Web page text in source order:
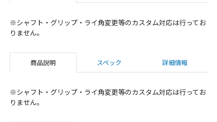
※シャフト・グリップ・ライ角変更等のカスタム対応は行ってお
りません。
商品説明 スペック 詳細情報
※シャフト・グリップ・ライ角変更等のカスタム対応は行ってお
りません。